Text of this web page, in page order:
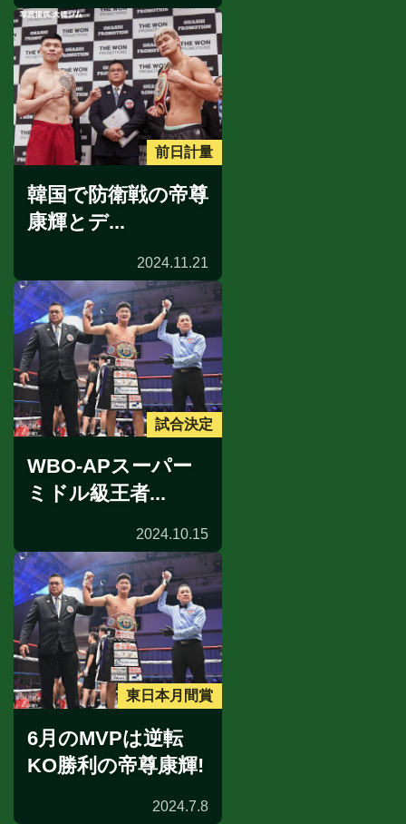
前日計量
韓国で防衛戦の帝尊
康輝とデ...
2024.11.21
試合決定
WBO-APスーパー
ミドル級王者...
2024.10.15
東日本月間賞
6月のMVPは逆転
KO勝利の帝尊康輝!
2024.7.8